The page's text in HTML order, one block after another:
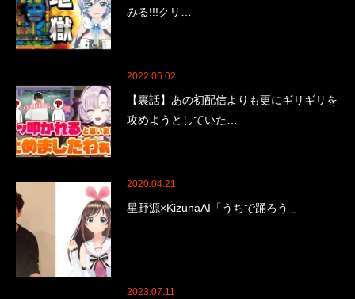
みる!!!クリ…
2022.06.02
【裏話】あの初配信よりも更にギリギリを
攻めようとしていた…
2020.04.21
星野源×KizunaAI「うちで踊ろう 」
2023.07.11